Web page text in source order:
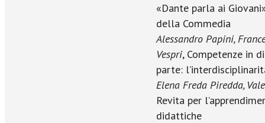
«Dante parla ai
della Commedia
Alessandro Papini,
Vespri, Competenze in
parte:
Elena Freda Piredda,
Revita per
didattiche